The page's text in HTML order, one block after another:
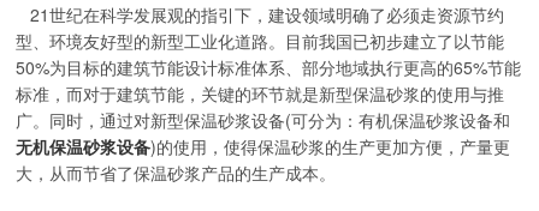
21世纪在科学发展观的指引下，建设领域明确了必须走资源节约
型、环境友好型的新型工业化道路。目前我国已初步建立了以节能
50%为目标的建筑节能设计标准体系、部分地域执行更高的65%节能
标准，而对于建筑节能，关键的环节就是新型保温砂浆的使用与推
广。同时，通过对新型保温砂浆设备(可分为：有机保温砂浆设备和
无机保温砂浆设备)的使用，使得保温砂浆的生产更加方便，产量更
大，从而节省了保温砂浆产品的生产成本。